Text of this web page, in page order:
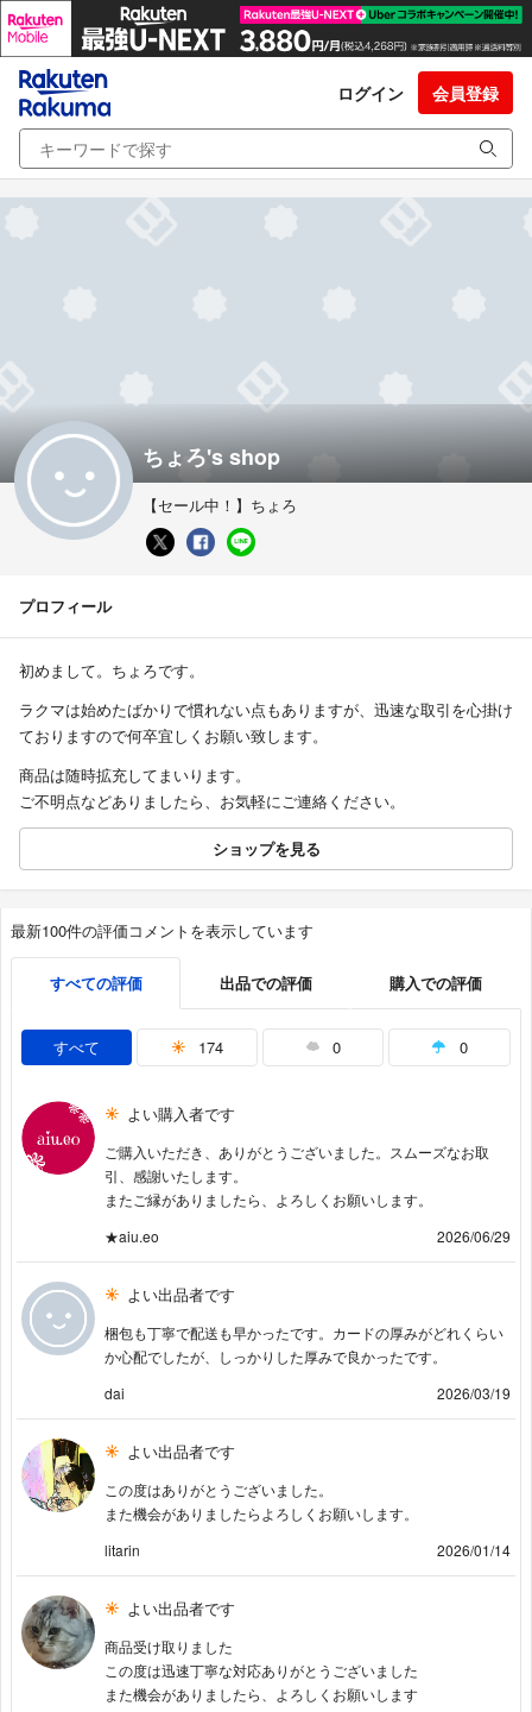
ログイン 会員登録
ちょろ's shop
【セール中！】ちょろ
プロフィール
初めまして。ちょろです。
ラクマは始めたばかりで慣れない点もありますが、迅速な取引を心掛け
ておりますので何卒宜しくお願い致します。
商品は随時拡充してまいります。
ご不明点などありましたら、お気軽にご連絡ください。
ショップを見る
最新100件の評価コメントを表示しています
すべての評価 出品での評価 購入での評価
すべて 174 0 0
よい購入者です
ご購入いただき、ありがとうございました。スムーズなお取
引、感謝いたします。
またご縁がありましたら、よろしくお願いします。
★aiu.eo
2026/06/29
よい出品者です
梱包も丁寧で配送も早かったです。カードの厚みがどれくらい
か心配でしたが、しっかりした厚みで良かったです。
dai
2026/03/19
よい出品者です
この度はありがとうございました。
また機会がありましたらよろしくお願いします。
litarin
2026/01/14
よい出品者です
商品受け取りました
この度は迅速丁寧な対応ありがとうございました
また機会がありましたら、よろしくお願いします